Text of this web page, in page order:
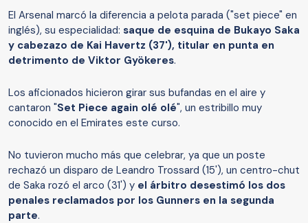
El Arsenal marcó la diferencia a pelota parada ("set piece" en
inglés), su especialidad: saque de esquina de Bukayo Saka
y cabezazo de Kai Havertz (37'), titular en punta en
detrimento de Viktor Gyökeres.
Los aficionados hicieron girar sus bufandas en el aire y
cantaron "Set Piece again olé olé", un estribillo muy
conocido en el Emirates este curso.
No tuvieron mucho más que celebrar, ya que un poste
rechazó un disparo de Leandro Trossard (15'), un centro-chut
de Saka rozó el arco (31') y el árbitro desestimó los dos
penales reclamados por los Gunners en la segunda
parte.